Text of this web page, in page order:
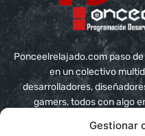
Gestionar
Ponceelrelajado.com paso
en un colectivo
desarrolladores,
gamers, todos con algo